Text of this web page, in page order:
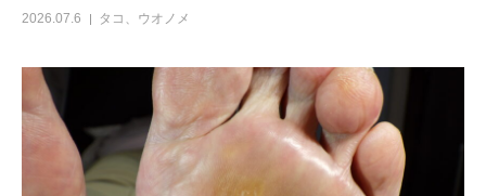
2026.07.6 タコ、ウオノメ
訪問施術